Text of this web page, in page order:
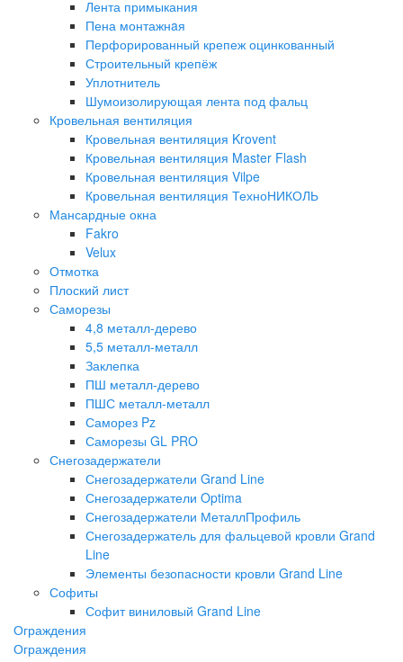
Лента примыкания
Пена монтажнaя
Перфорированный крепеж оцинкованный
Строительный крепёж
Уплотнитель
Шумоизолирующая лента под фальц
Кровельная вентиляция
Кровельная вентиляция Krovent
Кровельная вентиляция Master Flash
Кровельная вентиляция Vilpe
Кровельная вентиляция ТехноНИКОЛЬ
Мансардные окна
Fakro
Velux
Отмотка
Плоский лист
Саморезы
4,8 металл-дерево
5,5 металл-металл
Заклепка
ПШ металл-дерево
ПШС металл-металл
Саморез Pz
Саморезы GL PRO
Снегозадержатели
Снегозадержатели Grand Line
Снегозадержатели Optima
Снегозадержатели МеталлПрофиль
Снегозадержатель для фальцевой кровли Grand
Line
Элементы безопасности кровли Grand Line
Софиты
Софит виниловый Grand Line
Ограждения
Ограждения